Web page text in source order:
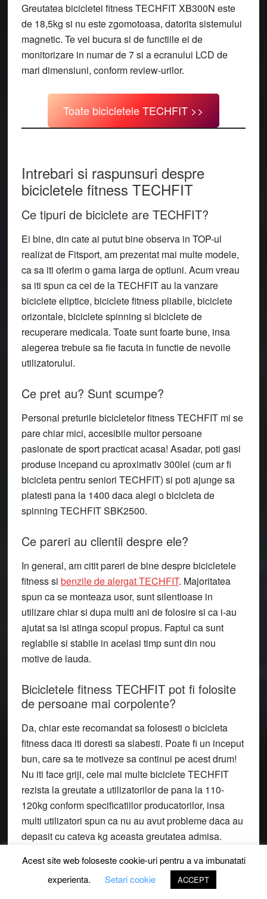
Greutatea bicicletei fitness TECHFIT XB300N este
de 18,5kg si nu este zgomotoasa, datorita sistemului
magnetic. Te vei bucura si de functiile ei de
monitorizare in numar de 7 si a ecranului LCD de
mari dimensiuni, conform review-urilor.
Toate bicicletele TECHFIT >>
Intrebari si raspunsuri despre
bicicletele fitness TECHFIT
Ce tipuri de biciclete are TECHFIT?
Ei bine, din cate ai putut bine observa in TOP-ul
realizat de Fitsport, am prezentat mai multe modele,
ca sa iti oferim o gama larga de optiuni. Acum vreau
sa iti spun ca cei de la TECHFIT au la vanzare
biciclete eliptice, biciclete fitness pliabile, biciclete
orizontale, biciclete spinning si biciclete de
recuperare medicala. Toate sunt foarte bune, insa
alegerea trebuie sa fie facuta in functie de nevoile
utilizatorului.
Ce pret au? Sunt scumpe?
Personal preturile bicicletelor fitness TECHFIT mi se
pare chiar mici, accesibile multor persoane
pasionate de sport practicat acasa! Asadar, poti gasi
produse incepand cu aproximativ 300lei (cum ar fi
bicicleta pentru seniori TECHFIT) si poti ajunge sa
platesti pana la 1400 daca alegi o bicicleta de
spinning TECHFIT SBK2500.
Ce pareri au clientii despre ele?
In general, am citit pareri de bine despre bicicletele
fitness si benzile de alergat TECHFIT. Majoritatea
spun ca se monteaza usor, sunt silentioase in
utilizare chiar si dupa multi ani de folosire si ca i-au
ajutat sa isi atinga scopul propus. Faptul ca sunt
reglabile si stabile in acelasi timp sunt din nou
motive de lauda.
Bicicletele fitness TECHFIT pot fi folosite
de persoane mai corpolente?
Da, chiar este recomandat sa folosesti o bicicleta
fitness daca iti doresti sa slabesti. Poate fi un inceput
bun, care sa te motiveze sa continui pe acest drum!
Nu iti face griji, cele mai multe biciclete TECHFIT
rezista la greutate a utilizatorilor de pana la 110-
120kg conform specificatiilor producatorilor, insa
multi utilizatori spun ca nu au avut probleme daca au
depasit cu cateva kg aceasta greutatea admisa.
Sper ca ti-au placut review-urile scrise de mine si ca
te-am ajutat sa alegi cea mai buna bicicleta fitness
Acest site web foloseste cookie-uri pentru a va imbunatati
experienta.
Setari cookie ACCEPT